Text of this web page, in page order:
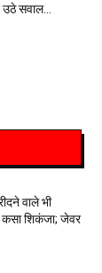
सवाल…
वाले भी
कसा शिकंजा; जेवर